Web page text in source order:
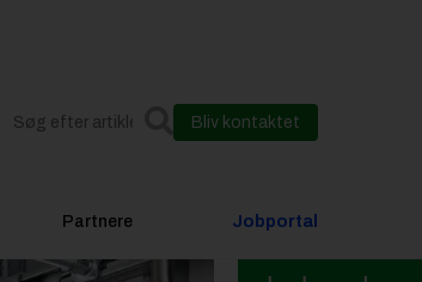
Bliv kontaktet
Partnere Jobportal